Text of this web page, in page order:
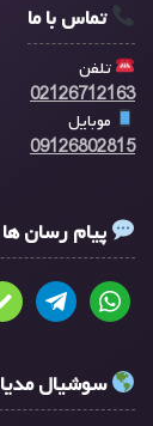
تماس با ما
تلفن
02126712163
موبایل
09126802815
پیام رسان ها
سوشیال مدیا